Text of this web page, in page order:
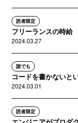
読者限定
フリーランスの時給
2024.03.27
誰でも
コードを書かないと
2024.03.01
読者限定